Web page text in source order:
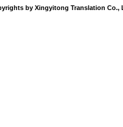
by Xingyitong Translation Co.,